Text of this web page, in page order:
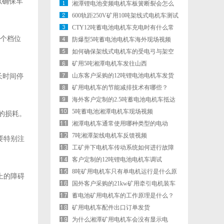
档位
时间停
耗。
特别注
的障碍
湘潭锂电池变频电机车板簧断裂会怎么
样
600轨距250V矿用10吨架线式电机车测试
情况
CTY12吨蓄电池电机车充电时有什么常
见问题？
防爆型5吨蓄电池电机车海外现场视频
如何确保架线式电机车的受电弓与架空
线有良好的接触？
矿用5吨湘潭电机车发往山西
山东客户采购的12吨锂电池电机车发货
矿用电机车的节能减排技术有哪些？
海外客户定制的2.5吨蓄电池电机车抵达
矿山
5吨蓄电池湘潭电机车现场视频
湘潭电机车通常使用哪种类型的电动
机？
7吨湘潭架线电机车反馈视频
工矿井下电机车传动系统如何进行故障
诊断？
客户定制的12吨锂电池电机车调试
8吨矿用电机车只有单电机运行是什么原
因？
国外客户采购的21kw矿用牵引电机装车
发货
蓄电池矿用电机车的工作原理是什么？
矿用电机车配件出口订单发货
为什么湘潭矿用电机车会没有显示电